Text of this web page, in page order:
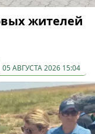
жителей
05 АВГУСТА 2026 15:04